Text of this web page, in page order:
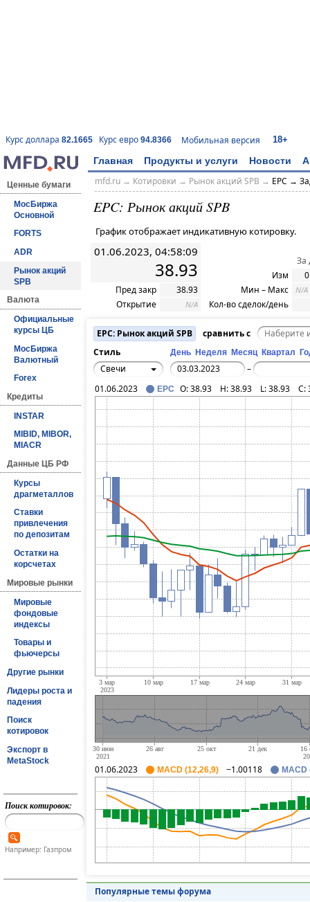
Курс доллара 82.1665 Курс евро 94.8366 Мобильная версия 18+
Главная Продукты и услуги Новости
Ценные бумаги
МосБиржа
Основной
FORTS
ADR
Рынок акций
SPB
Валюта
Официальные
курсы ЦБ
МосБиржа
Валютный
Forex
Кредиты
INSTAR
MIBID, MIBOR,
MIACR
Данные ЦБ РФ
Курсы
драгметаллов
Ставки
привлечения
по депозитам
Остатки на
корсчетах
Мировые рынки
Мировые
фондовые
индексы
Товары и
фьючерсы
Другие рынки
Лидеры роста и
падения
Поиск
котировок
Экспорт в
MetaStock
Поиск котировок:
Например: Газпром
mfd.ru→ Котировки → Рынок акций SPB → EPC →
EPC: Рынок акций SPB
График отображает индикативную котировку.
01.06.2023, 04:58:09
38.93
Пред закр
38.93
Открытие
N/A
За
Изм
Мин – Макс
N/A
Кол-во сделок/день
EPC: Рынок акций SPB
сравнить с
Стиль
День Неделя Месяц Квартал
Свечи
–
01.06.2023
EPC O:38.93 H:38.93 L:38.93 C:
01.06.2023 MACD (12,26,9) −1.00118 MACD
Популярные темы форума